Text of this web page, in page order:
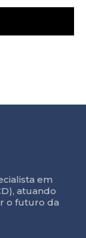
em
atuando
o futuro da